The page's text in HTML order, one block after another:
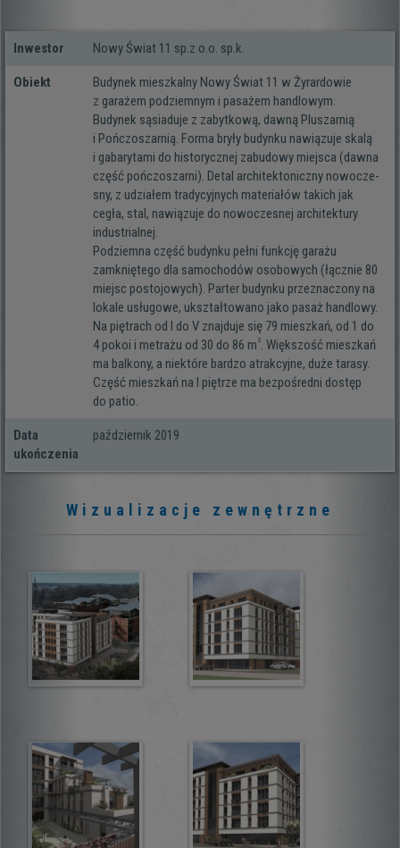
Inwestor Nowy Świat 11 sp.z o.o. sp.k.
Obiekt
Budynek miesz­kalny Nowy Świat 11 w Żyrardowie
z gara­żem pod­ziem­nym i pasa­żem handlowym.
Budynek sąsia­duje z zabyt­kową, dawną Pluszarnią
i Pończoszarnią. Forma bryły budynku nawią­zuje skalą
i gaba­ry­tami do histo­rycz­nej zabu­dowy miej­sca (dawna
część poń­czo­szarni). Detal archi­tek­to­niczny nowo­cze­
sny, z udzia­łem tra­dy­cyj­nych mate­ria­łów takich jak
cegła, stal, nawią­zuje do nowo­cze­snej archi­tek­tury
industrialnej.
Podziemna część budynku pełni funk­cję garażu
zamknię­tego dla samo­cho­dów oso­bo­wych (łącz­nie 80
miejsc posto­jo­wych). Parter budynku prze­zna­czony na
lokale usłu­gowe, ukształ­to­wano jako pasaż han­dlowy.
Na pię­trach od I do V znaj­duje się 79 miesz­kań, od 1 do
4 pokoi i metrażu od 30 do 86 m 2
. Większość miesz­kań
ma bal­kony, a nie­które bar­dzo atrak­cyjne, duże tarasy.
Część miesz­kań na I pię­trze ma bez­po­średni dostęp
do patio.
Data
ukończenia
paź­dzier­nik 2019
Wizualizacje zewnętrzne